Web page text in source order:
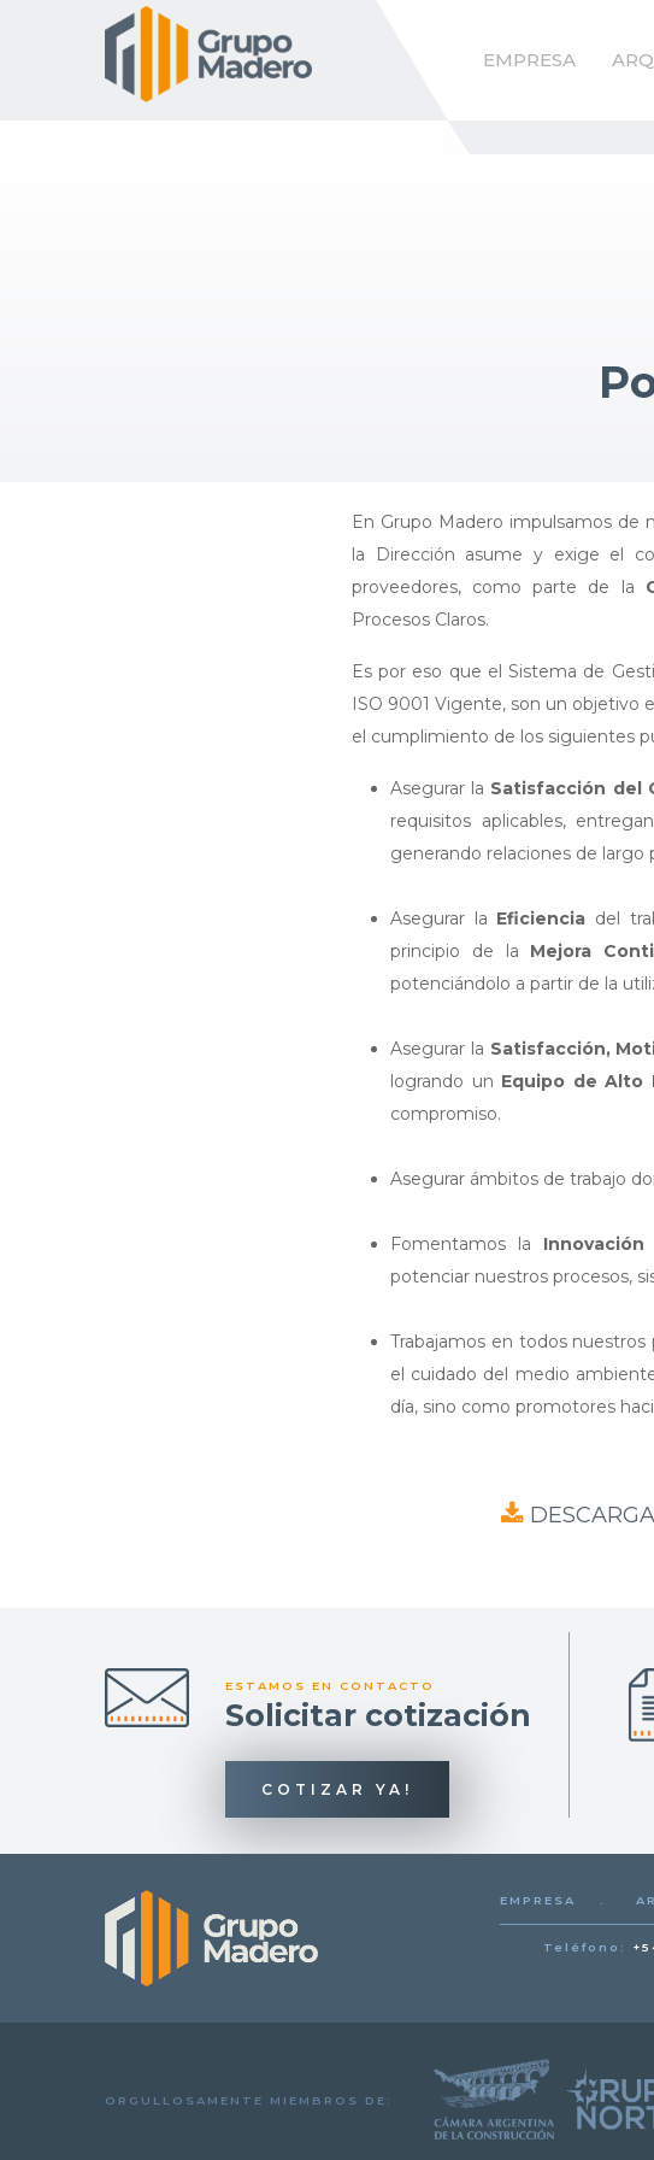
EMPRESA
En Grupo Madero impulsamos de
la Dirección asume y exige el
proveedores, como parte de la
Procesos Claros.
Es por eso que el Sistema de
ISO 9001 Vigente, son un objetivo
el cumplimiento de los siguientes
Asegurar la Satisfacción del
requisitos aplicables,
generando relaciones de largo
Asegurar la Eficiencia del
principio de la Mejora
potenciándolo a partir de la
Asegurar la Satisfacción,
logrando un Equipo de Alto
compromiso.
Asegurar ámbitos de trabajo
Fomentamos la Innovación
potenciar nuestros procesos,
Trabajamos en todos
el cuidado del medio
día, sino como promotores
ESTAMOS EN CONTACTO
Solicitar cotización
COTIZAR YA!
EMPRESA
Teléfono:
ORGULLOSAMENTE MIEMBROS DE: